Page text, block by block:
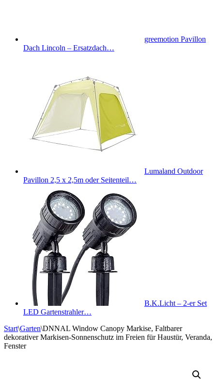
greemotion Pavillon
Dach Lincoln – Ersatzdach…
Lumaland Outdoor
Pavillon 2,5 x 2,5m oder Seitenteil…
B.K.Licht – 2-er Set
LED Gartenstrahler…
Start\Garten\DNNAL Window Canopy Markise, Faltbarer
dekorativer Markisen-Sonnenschutz im Freien für Haustür, Veranda,
Fenster